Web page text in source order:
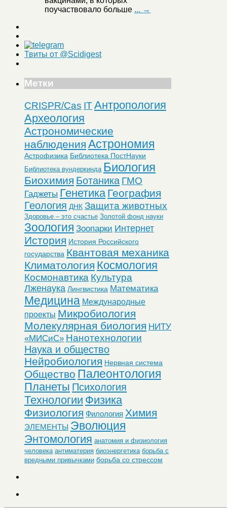
поучаствовало больше ... →
Твиты от @Scidigest
Метки
CRISPR/Cas ITАнтропология
Археология
Астрономические
наблюдения Астрономия
Астрофизика Библиотека ПостНауки
Библиотека вундеркинда Биология
Биохимия Ботаника ГМО
Гаджеты Генетика География
Геология ДНК Защита животных
Здоровье – это счастье Золотой фонд науки
Зоология Зоопарки Интернет
История История Российского
государства Квантовая механика
Климатология Космология
Космонавтика Культура
Лженаука Лингвистика Математика
Медицина Международные
проекты Микробиология
Молекулярная биология НИТУ
«МИСиС» Нанотехнологии
Наука и общество
Нейробиология Нервная система
Общество Палеонтология
Планеты Психология
Технологии Физика
Физиология Филология Химия
ЭЛЕМЕНТЫ Эволюция
Энтомология анатомия и физиология
человека антиматерия биоэнергетика борьба с
вредными привычками борьба со стрессом